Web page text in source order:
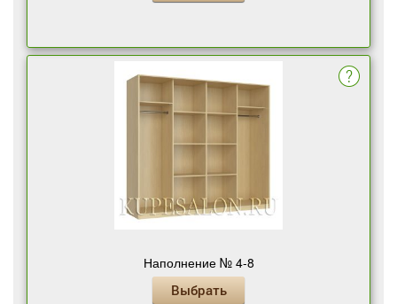
Наполнение № 4-8
Выбрать